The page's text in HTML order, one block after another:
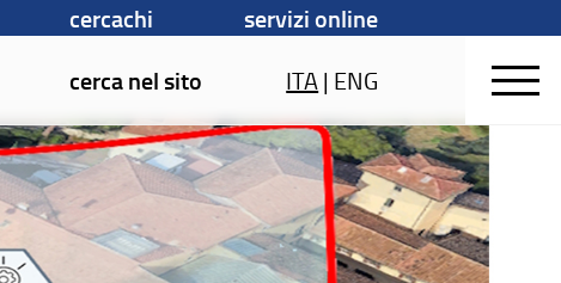
cercachi
servizi online
cerca nel sito
ITA| ENG